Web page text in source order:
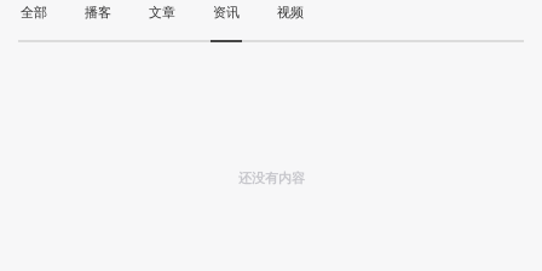
全部 播客 文章 资讯 视频
还没有内容